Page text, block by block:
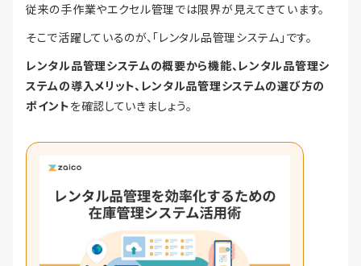
従来の手作業やエクセル管理では限界が見えてきています。
そこで活躍しているのが、「レンタル品管理システム」です。
レンタル品管理システムの概要から機能、レンタル品管理シ
ステムの導入メリット、レンタル品管理システムの選び方の
ポイントを確認していきましょう。